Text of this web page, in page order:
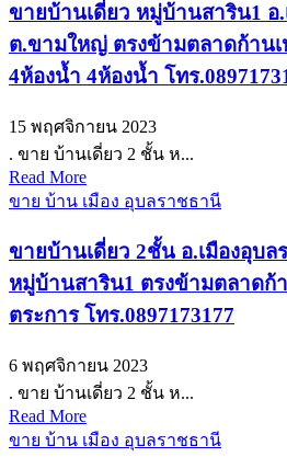
ขายบ้านเดี่ยว หมู่บ้านสาริน1 อ
ต.ขามใหญ่ ตรงข้ามตลาดก้านเ
4ห้องน้ำ 4ห้องน้ำ โทร
15 พฤศจิกายน 2023
. ขาย บ้านเดี่ยว 2 ชั้น ห...
Read More
ขาย บ้าน เมือง อุบลราชธานี
ขายบ้านเดี่ยว 2ชั้น อ.เมืองอุบ
หมู่บ้านสาริน1 ตรงข้ามตลาดก้
ตระการ โทร.0897173177
6 พฤศจิกายน 2023
. ขาย บ้านเดี่ยว 2 ชั้น ห...
Read More
ขาย บ้าน เมือง อุบลราชธานี